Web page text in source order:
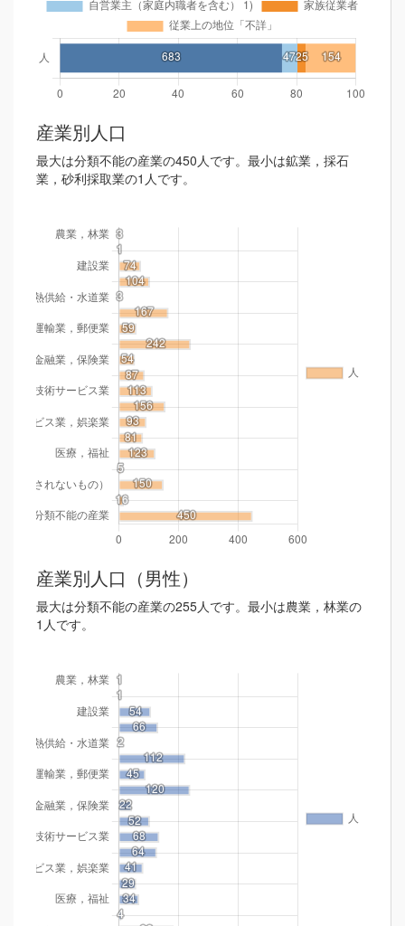
産業別人口
最大は分類不能の産業の450人です。最小は鉱業，採石
業，砂利採取業の1人です。
産業別人口（男性）
最大は分類不能の産業の255人です。最小は農業，林業の
1人です。